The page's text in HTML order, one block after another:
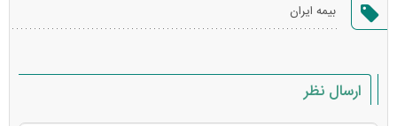
خطا
بیمه ایران
ارسال نظر